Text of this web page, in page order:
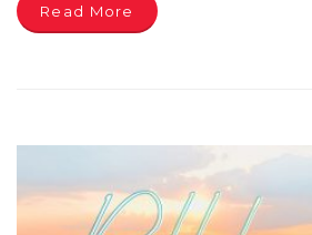
Read More